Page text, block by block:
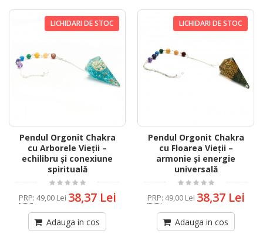
LICHIDARI DE STOC
Pendul Orgonit Chakra
cu Arborele Vieții –
echilibru și conexiune
spirituală
PRP: 49,00 Lei 38,37 Lei
Adauga in cos
LICHIDARI DE STOC
Pendul Orgonit Chakra
cu Floarea Vieții –
armonie și energie
universală
PRP: 49,00 Lei 38,37 Lei
Adauga in cos